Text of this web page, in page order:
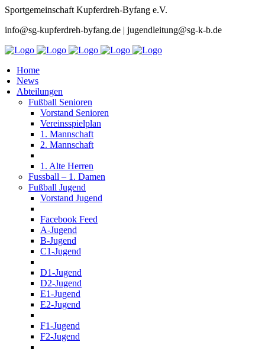
Sportgemeinschaft Kupferdreh-Byfang e.V.
info@sg-kupferdreh-byfang.de | jugendleitung@sg-k-b.de
Home
News
Abteilungen
Fußball Senioren
Vorstand Senioren
Vereinsspielplan
1. Mannschaft
2. Mannschaft
1. Alte Herren
Fussball – 1. Damen
Fußball Jugend
Vorstand Jugend
Facebook Feed
A-Jugend
B-Jugend
C1-Jugend
D1-Jugend
D2-Jugend
E1-Jugend
E2-Jugend
F1-Jugend
F2-Jugend